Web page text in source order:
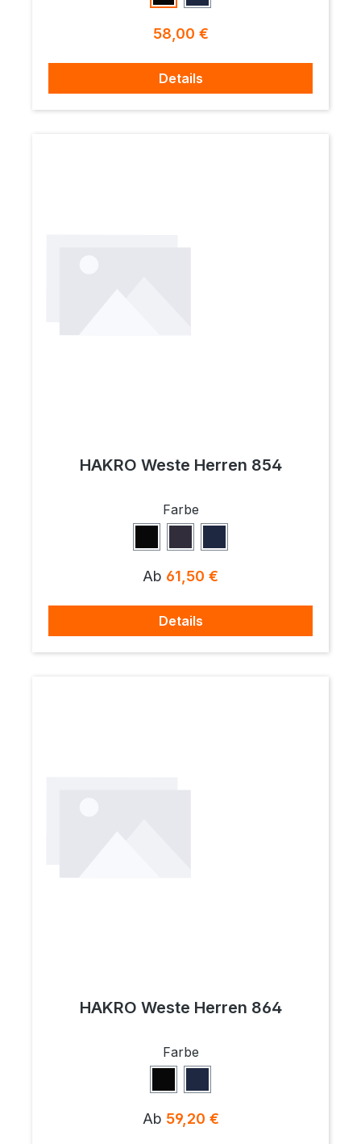
Schwarz
Tinte
Regulärer Preis:
58,00 €
Details
HAKRO Weste Herren 854
Farbeauswählen
SchwarzAnthrazit
Tinte
Regulärer Preis:
Ab 61,50 €
Details
HAKRO Weste Herren 864
Farbeauswählen
Schwarz
Tinte
Regulärer Preis:
Ab 59,20 €